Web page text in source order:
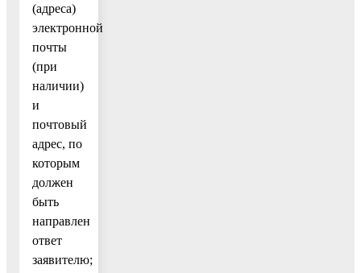
(адреса)
электронной
почты
(при
наличии)
и
почтовый
адрес, по
которым
должен
быть
направлен
ответ
заявителю;